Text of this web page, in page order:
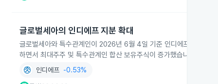
글로벌세아의 인디에프 지분 확대
글로벌세아와 특수관계인이 2026년 6월 4일 기준 인디에프 지분
하면서 최대주주 및 특수관계인 합산 보유주식이 증가했습니다.
인디에프 -0.53%